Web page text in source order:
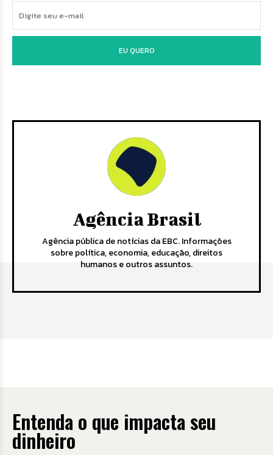
EU QUERO
Agência Brasil
Agência pública de notícias da EBC. Informações
sobre política, economia, educação, direitos
humanos e outros assuntos.
Entenda o que impacta seu
dinheiro